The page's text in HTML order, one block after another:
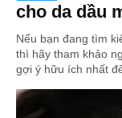
cho da dầu
Nếu bạn đang tìm
thì hãy tham khảo
gợi ý hữu ích nhất